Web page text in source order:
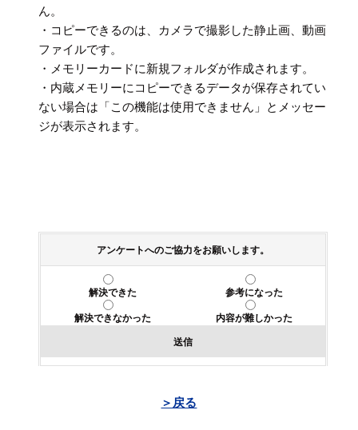
ん。
・コピーできるのは、カメラで撮影した静止画、動画
ファイルです。
・メモリーカードに新規フォルダが作成されます。
・内蔵メモリーにコピーできるデータが保存されてい
ない場合は「この機能は使用できません」とメッセー
ジが表示されます。
アンケートへのご協力をお願いします。
解決できた
参考になった
解決できなかった
内容が難しかった
送信
＞戻る